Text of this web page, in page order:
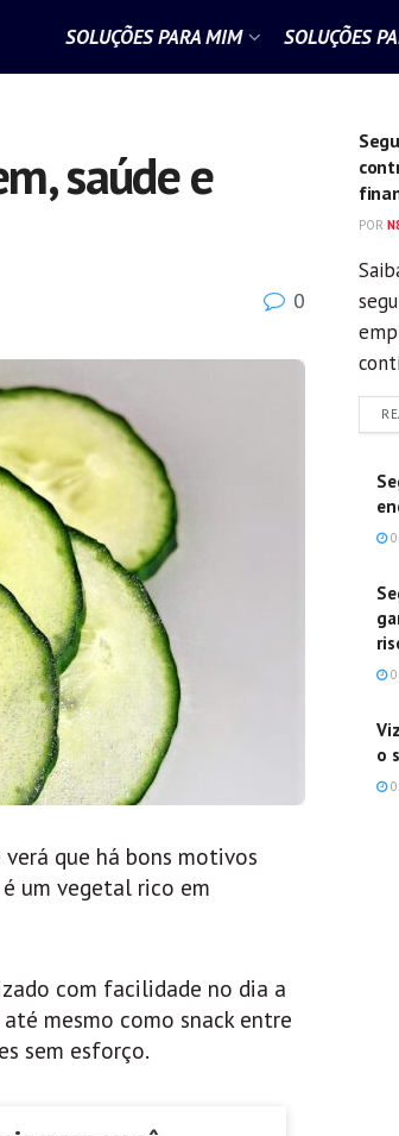
SOLUÇÕES PARA MIM SOLUÇÕES
saúde e
0
que há bons motivos
um vegetal rico em
com facilidade no dia a
mesmo como snack entre
sem esforço.
POR
o